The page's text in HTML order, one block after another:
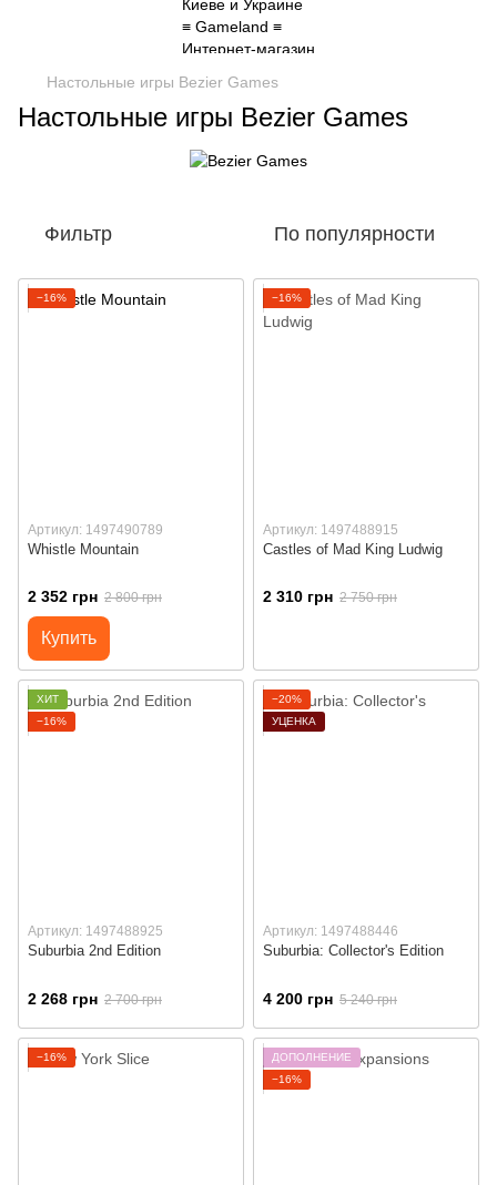
Настольные игры Bezier Games
Настольные игры Bezier Games
Фильтр По популярности
−16%
Артикул: 1497490789
Whistle Mountain
2 352 грн 2 800 грн
Купить
−16%
Артикул: 1497488915
Castles of Mad King Ludwig
2 310 грн 2 750 грн
ХИТ
−16%
Артикул: 1497488925
Suburbia 2nd Edition
2 268 грн 2 700 грн
−20%
УЦЕНКА
Артикул: 1497488446
Suburbia: Collector's Edition
4 200 грн 5 240 грн
−16%
ДОПОЛНЕНИЕ
−16%